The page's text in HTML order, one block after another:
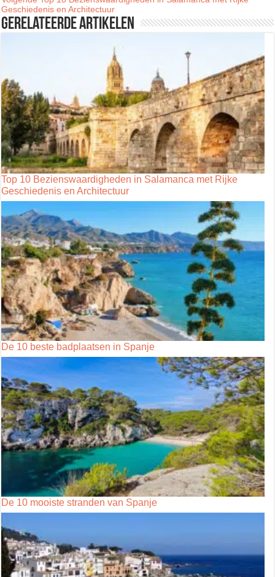
Geschiedenis en Architectuur
Gerelateerde artikelen
Top 10 Bezienswaardigheden in Salamanca met Rijke
Geschiedenis en Architectuur
De 10 beste badplaatsen in Spanje
De 10 mooiste stranden van Spanje